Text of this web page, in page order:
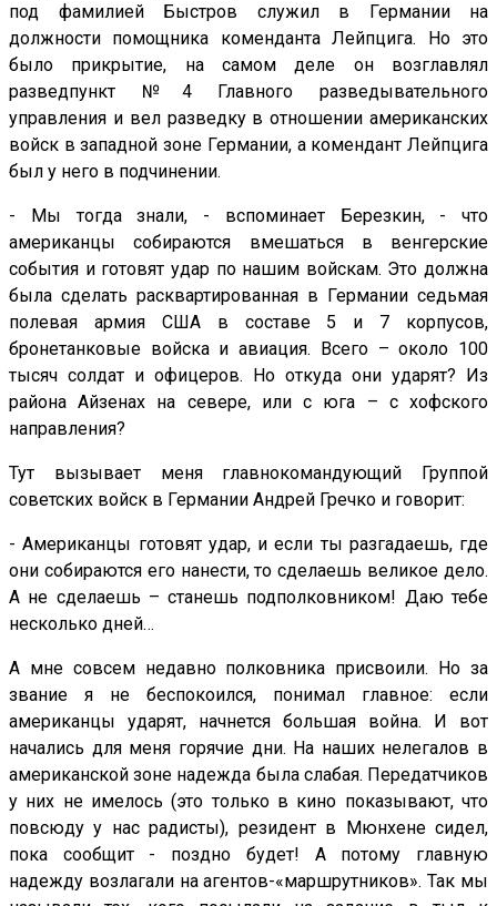
под фамилией Быстров служил в Германии на
должности помощника коменданта Лейпцига. Но это
было прикрытие, на самом деле он возглавлял
разведпункт №4 Главного разведывательного
управления и вел разведку в отношении американских
войск в западной зоне Германии, а комендант Лейпцига
был у него в подчинении.
- Мы тогда знали, - вспоминает Березкин, - что
американцы собираются вмешаться в венгерские
события и готовят удар по нашим войскам. Это должна
была сделать расквартированная в Германии седьмая
полевая армия США в составе 5 и 7 корпусов,
бронетанковые войска и авиация. Всего – около 100
тысяч солдат и офицеров. Но откуда они ударят? Из
района Айзенах на севере, или с юга – с хофского
направления?
Тут вызывает меня главнокомандующий Группой
советских войск в Германии Андрей Гречко и говорит:
- Американцы готовят удар, и если ты разгадаешь, где
они собираются его нанести, то сделаешь великое дело.
А не сделаешь – станешь подполковником! Даю тебе
несколько дней…
А мне совсем недавно полковника присвоили. Но за
звание я не беспокоился, понимал главное: если
американцы ударят, начнется большая война. И вот
начались для меня горячие дни. На наших нелегалов в
американской зоне надежда была слабая. Передатчиков
у них не имелось (это только в кино показывают, что
повсюду у нас радисты), резидент в Мюнхене сидел,
пока сообщит - поздно будет! А потому главную
надежду возлагали на агентов-«маршрутников». Так мы